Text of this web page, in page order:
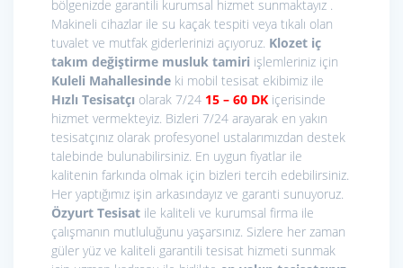
bölgenizde garantili kurumsal hizmet sunmaktayız .
Makineli cihazlar ile su kaçak tespiti veya tıkalı olan
tuvalet ve mutfak giderlerinizi açıyoruz. Klozet iç
takım değiştirme musluk tamiri işlemleriniz için
Kuleli Mahallesinde ki mobil tesisat ekibimiz ile
Hızlı Tesisatçı olarak 7/24 15 – 60 DK içerisinde
hizmet vermekteyiz. Bizleri 7/24 arayarak en yakın
tesisatçınız olarak profesyonel ustalarımızdan destek
talebinde bulunabilirsiniz. En uygun fiyatlar ile
kalitenin farkında olmak için bizleri tercih edebilirsiniz.
Her yaptığımız işin arkasındayız ve garanti sunuyoruz.
Özyurt Tesisat ile kaliteli ve kurumsal firma ile
çalışmanın mutluluğunu yaşarsınız. Sizlere her zaman
güler yüz ve kaliteli garantili tesisat hizmeti sunmak